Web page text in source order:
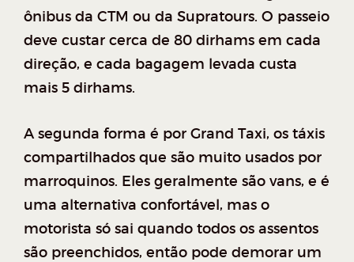
ônibus da CTM ou da Supratours. O passeio
deve custar cerca de 80 dirhams em cada
direção, e cada bagagem levada custa
mais 5 dirhams.
A segunda forma é por Grand Taxi, os táxis
compartilhados que são muito usados por
marroquinos. Eles geralmente são vans, e é
uma alternativa confortável, mas o
motorista só sai quando todos os assentos
são preenchidos, então pode demorar um